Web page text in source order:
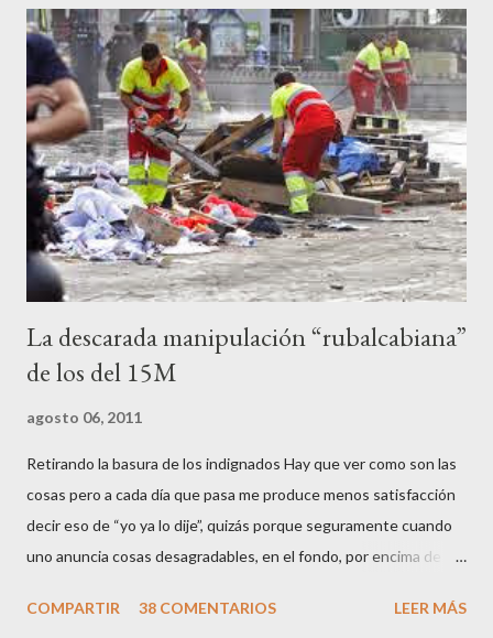
caballeretes salieran en Valencia a la calle, dispuestos a hacer lo
que les viniera en gana, manifestarse sin la autorización
pertinente, cortar el tráfico de las calles más céntricas, volcar los
contenedores de vidrio para tener botellas a mano para agredir a
los agentes, incendiar contenedores, apedrear a la policía,
agredirla, morderla, para que toda la pijo progresía del país, todos
los que no fuman ni tabaco, n...
La descarada manipulación “rubalcabiana”
de los del 15M
agosto 06, 2011
Retirando la basura de los indignados Hay que ver como son las
cosas pero a cada día que pasa me produce menos satisfacción
decir eso de “yo ya lo dije”, quizás porque seguramente cuando
uno anuncia cosas desagradables, en el fondo, por encima de la
Pero francamente estos socialistas son tan transparentes en su
COMPARTIR 38 COMENTARIOS LEER MÁS